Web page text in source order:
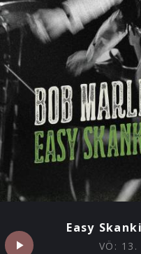
Easy
VÖ: 13.